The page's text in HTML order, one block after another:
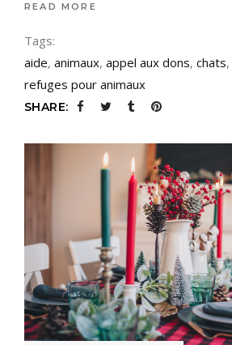
READ MORE
Tags:
aide, animaux, appel aux dons, chats,
refuges pour animaux
SHARE: